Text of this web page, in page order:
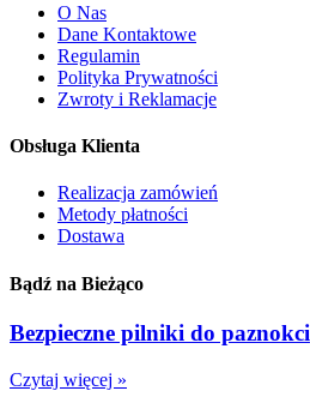
O Nas
Dane Kontaktowe
Regulamin
Polityka Prywatności
Zwroty i Reklamacje
Obsługa Klienta
Realizacja zamówień
Metody płatności
Dostawa
Bądź na Bieżąco
Bezpieczne pilniki do paznokci
Czytaj więcej »